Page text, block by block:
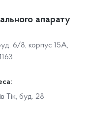
апарату
6/8, корпус 15А,
Тік, буд. 28